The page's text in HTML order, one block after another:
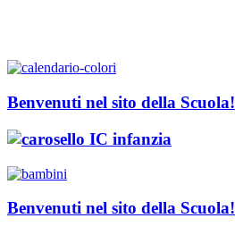
Benvenuti nel sito della Scuola!
Benvenuti nel sito della Scuola!